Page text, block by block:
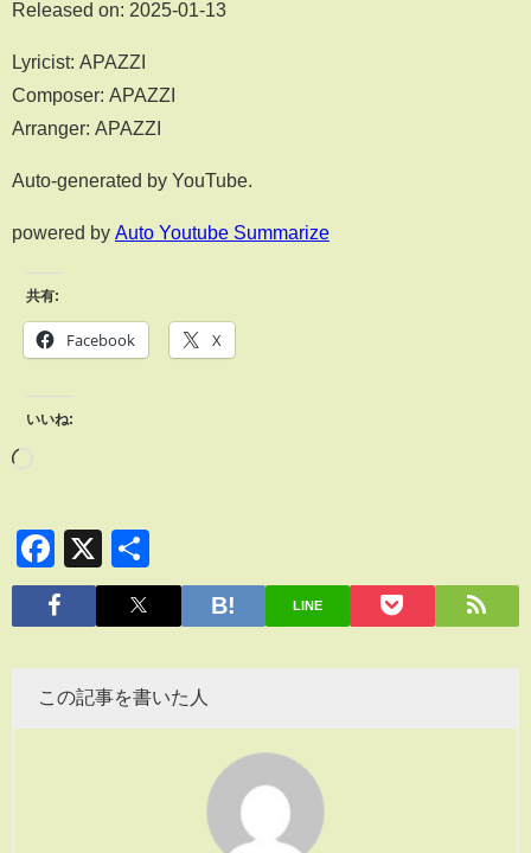
Released on: 2025-01-13
Lyricist: APAZZI
Composer: APAZZI
Arranger: APAZZI
Auto-generated by YouTube.
powered by Auto Youtube Summarize
共有:
Facebook X
いいね:
Facebook
X
有
LINE
この記事を書いた人